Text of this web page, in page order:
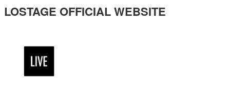
LOSTAGE OFFICIAL WEBSITE